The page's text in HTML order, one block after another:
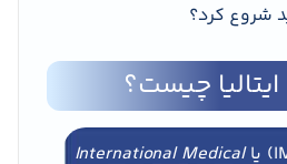
شروع کرد؟
چیست؟
International Medical